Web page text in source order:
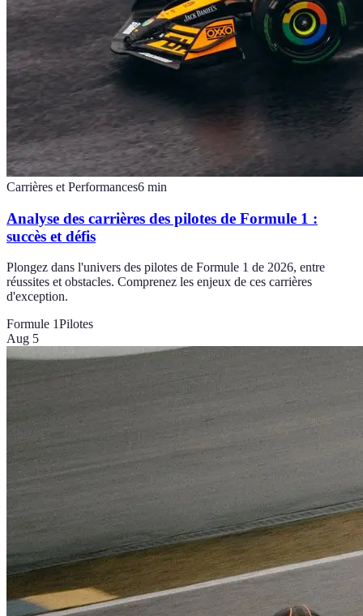
Carrières et Performances6 min
Analyse des carrières des pilotes de Formule 1 :
succès et défis
Plongez dans l'univers des pilotes de Formule 1 de 2026, entre
réussites et obstacles. Comprenez les enjeux de ces carrières
d'exception.
Formule 1Pilotes
Aug 5